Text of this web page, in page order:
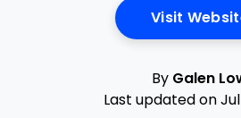
Visit
By Galen
Last updated on Jul